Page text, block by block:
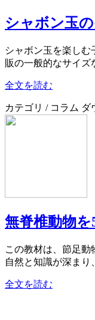
シャボン玉
シャボン玉を楽しむ
販の一般的なサイ
全文を読む
カテゴリ / コラム
無脊椎動物
この教材は、節足動
自然と知識が深ま
全文を読む